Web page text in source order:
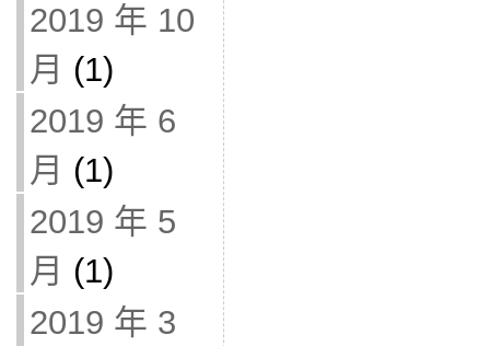
2019 年 10
月 (1)
2019 年 6
月 (1)
2019 年 5
月 (1)
2019 年 3